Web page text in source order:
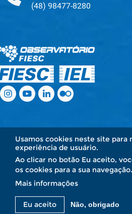
(48) 98477-8280
.
.
. . . .
Usamos cookies neste site para
experiência de usuário.
Ao clicar no botão Eu aceito,
os cookies para a sua navegação.
Mais informações
Eu aceito Não, obrigado